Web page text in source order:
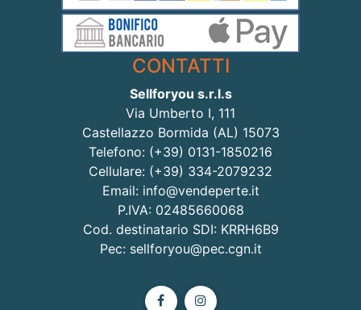
CONTATTI
Sellforyou s.r.l.s
Via Umberto I, 111
Castellazzo Bormida (AL) 15073
Telefono: (+39) 0131-1850216
Cellulare: (+39) 334-2079232
Email: info@vendeperte.it
P.IVA: 02485660068
Cod. destinatario SDI: KRRH6B9
Pec: sellforyou@pec.cgn.it